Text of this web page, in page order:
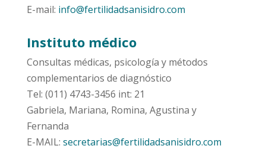
E-mail: info@fertilidadsanisidro.com
Instituto médico
Consultas médicas, psicología y métodos
complementarios de diagnóstico
Tel: (011) 4743-3456 int: 21
Gabriela, Mariana, Romina, Agustina y
Fernanda
E-MAIL: secretarias@fertilidadsanisidro.com